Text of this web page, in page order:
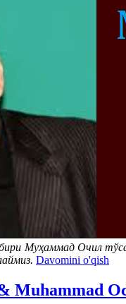
Муҳаммад Очил
Davomini o'qish
Muhammad